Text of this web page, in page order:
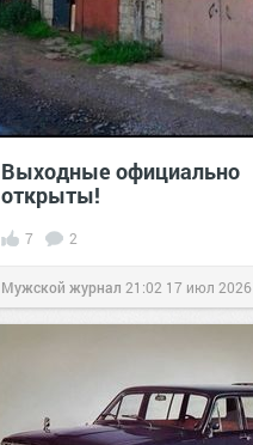
Выходные официально
открыты!
7 2
Мужской журнал 21:02 17 июл 2026